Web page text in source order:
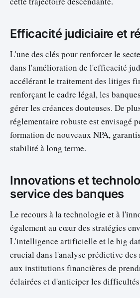
Efficacité judiciaire et
L'une des clés pour renforcer le
dans l'amélioration de l'efficacité
accélérant le traitement des litiges
renforçant le cadre légal, les
gérer les créances douteuses. De
réglementaire robuste est envisagé
formation de nouveaux NPA,
stabilité à long terme.
Innovations et
service des banques
Le recours à la technologie et à
également au cœur des stratégies
L'intelligence artificielle et le big
crucial dans l'analyse prédictive des
aux institutions financières de
éclairées et d'anticiper les